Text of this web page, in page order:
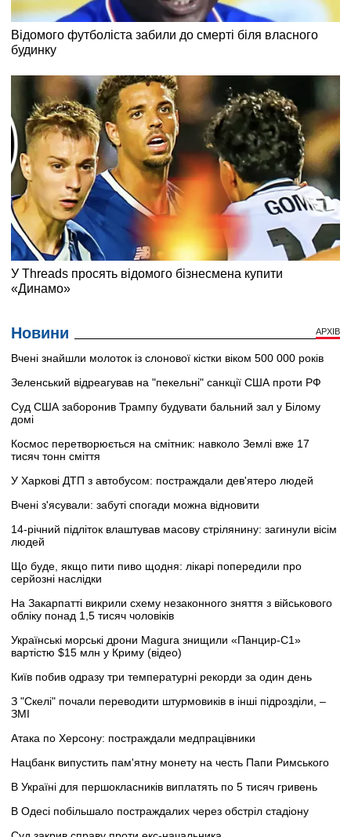
Новини АРХІВ
Вчені знайшли молоток із слонової кістки віком 500 000 років
Зеленський відреагував на "пекельні" санкції США проти РФ
Суд США заборонив Трампу будувати бальний зал у Білому
домі
Космос перетворюється на смітник: навколо Землі вже 17
тисяч тонн сміття
У Харкові ДТП з автобусом: постраждали дев'ятеро людей
Вчені з'ясували: забуті спогади можна відновити
14-річний підліток влаштував масову стрілянину: загинули вісім
людей
Що буде, якщо пити пиво щодня: лікарі попередили про
серйозні наслідки
На Закарпатті викрили схему незаконного зняття з військового
обліку понад 1,5 тисяч чоловіків
Українські морські дрони Magura знищили «Панцир-С1»
вартістю $15 млн у Криму (відео)
Київ побив одразу три температурні рекорди за один день
З "Скелі" почали переводити штурмовиків в інші підрозділи, –
ЗМІ
Атака по Херсону: постраждали медпрацівники
Нацбанк випустить пам'ятну монету на честь Папи Римського
В Україні для першокласників виплатять по 5 тисяч гривень
В Одесі побільшало постраждалих через обстріл стадіону